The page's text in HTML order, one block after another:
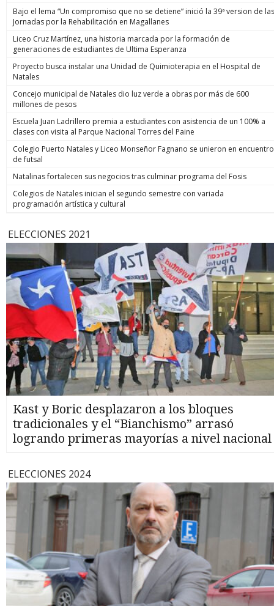
Bajo el lema “Un compromiso que no se detiene” inició la 39ª version de las
Jornadas por la Rehabilitación en Magallanes
Liceo Cruz Martínez, una historia marcada por la formación de
generaciones de estudiantes de Ultima Esperanza
Proyecto busca instalar una Unidad de Quimioterapia en el Hospital de
Natales
Concejo municipal de Natales dio luz verde a obras por más de 600
millones de pesos
Escuela Juan Ladrillero premia a estudiantes con asistencia de un 100% a
clases con visita al Parque Nacional Torres del Paine
Colegio Puerto Natales y Liceo Monseñor Fagnano se unieron en encuentro
de futsal
Natalinas fortalecen sus negocios tras culminar programa del Fosis
Colegios de Natales inician el segundo semestre con variada
programación artística y cultural
ELECCIONES 2021
Kast y Boric desplazaron a los bloques
tradicionales y el “Bianchismo” arrasó
logrando primeras mayorías a nivel nacional
ELECCIONES 2024